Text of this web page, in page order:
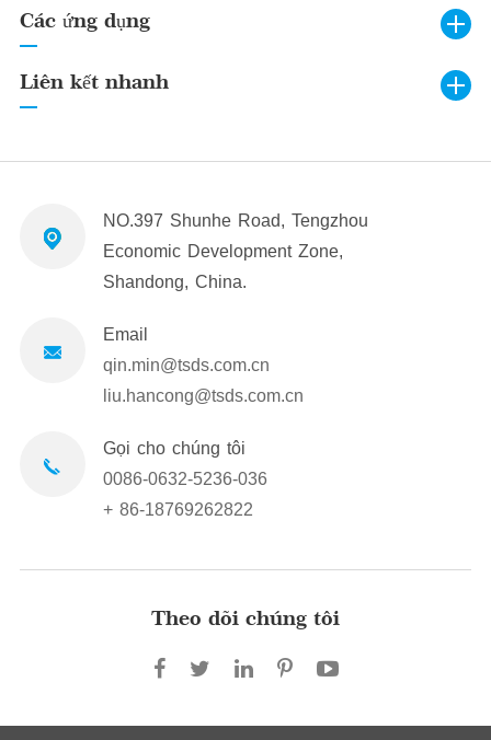
Các ứng dụng
Liên kết nhanh
NO.397 Shunhe Road, Tengzhou
Economic Development Zone,
Shandong, China.
Email
qin.min@tsds.com.cn
liu.hancong@tsds.com.cn
Gọi cho chúng tôi
0086-0632-5236-036
+ 86-18769262822
Theo dõi chúng tôi